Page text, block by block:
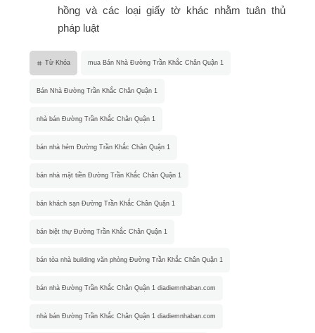
hồng và các loại giấy tờ khác nhằm tuân thủ
pháp luật
Từ Khóa mua Bán Nhà Đường Trần Khắc Chân Quận 1
Bán Nhà Đường Trần Khắc Chân Quận 1
nhà bán Đường Trần Khắc Chân Quận 1
bán nhà hẻm Đường Trần Khắc Chân Quận 1
bán nhà mặt tiền Đường Trần Khắc Chân Quận 1
bán khách sạn Đường Trần Khắc Chân Quận 1
bán biệt thự Đường Trần Khắc Chân Quận 1
bán tòa nhà building văn phòng Đường Trần Khắc Chân Quận 1
bán nhà Đường Trần Khắc Chân Quận 1 diadiemnhaban.com
nhà bán Đường Trần Khắc Chân Quận 1 diadiemnhaban.com